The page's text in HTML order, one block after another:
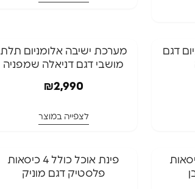
דגם
מערכת ישיבה אלומניום תלת
מושבי דגם דניאלה שמפניה
₪2,990
לצפייה במוצר
כולל 4 כיסאות
פינת אוכל כולל 4 כיסאות
פלסטיק דגם מוניק